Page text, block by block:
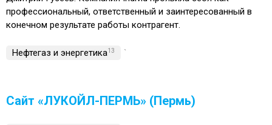
профессиональный, ответственный и заинтересованный в
конечном результате работы контрагент.
Нефтегаз и энергетика13 `
Сайт «ЛУКОЙЛ-ПЕРМЬ» (Пермь)